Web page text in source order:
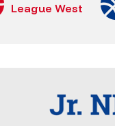
League West